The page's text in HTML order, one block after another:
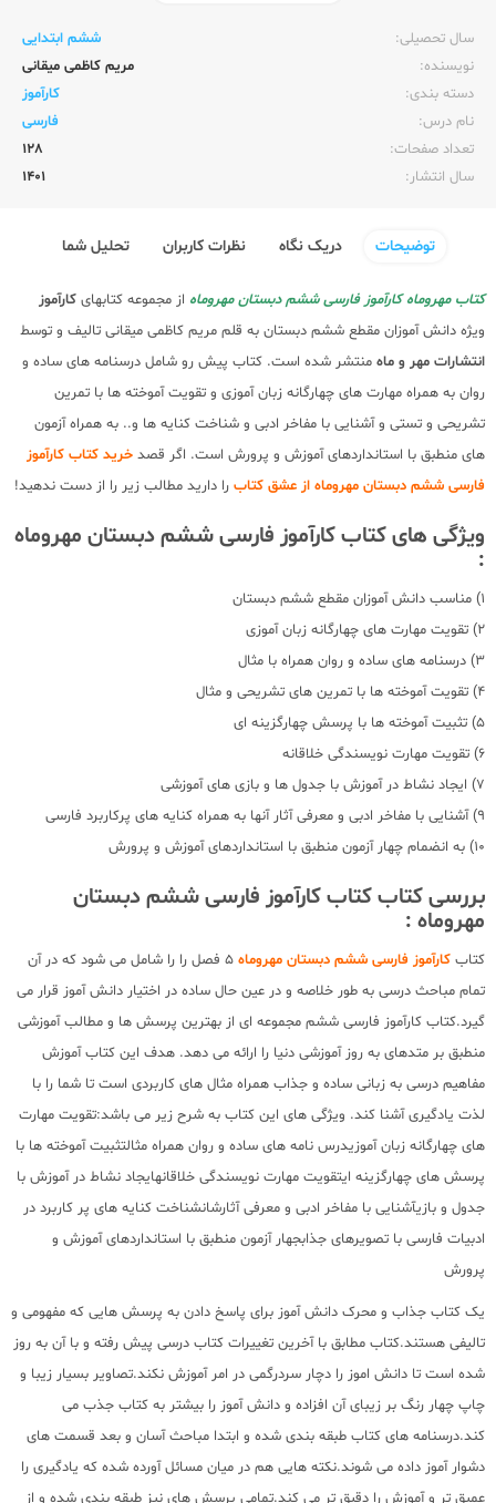
سال تحصیلی:‌
ششم ابتدایی
نویسنده:‌
مریم کاظمی میقانی
دسته بندی:
کارآموز
نام درس:
فارسی
تعداد صفحات:‌
128
سال انتشار:‌
1401
توضیحات دریک نگاه نظرات کاربران تحلیل شما
کتاب مهروماه کارآموز فارسی ششم دبستان مهروماه از مجموعه کتابهای کارآموز
ویژه دانش آموزان مقطع ششم دبستان به قلم مریم کاظمی میقانی تالیف و توسط
انتشارات مهر و ماه منتشر شده است. کتاب پیش رو شامل درسنامه های ساده و
روان به همراه مهارت های چهارگانه زبان آموزی و تقویت آموخته ها با تمرین
تشریحی و تستی و آشنایی با مفاخر ادبی و شناخت کنایه ها و.. به همراه آزمون
های منطبق با استانداردهای آموزش و پرورش است. اگر قصد خرید کتاب کارآموز
فارسی ششم دبستان مهروماه از عشق کتاب را دارید مطالب زیر را از دست ندهید!
ویژگی های کتاب کارآموز فارسی ششم دبستان مهروماه
:
1) مناسب دانش آموزان مقطع ششم دبستان
2) تقویت مهارت های چهارگانه زبان آموزی
3) درسنامه های ساده و روان همراه با مثال
4) تقویت آموخته ها با تمرین های تشریحی و مثال
5) تثبیت آموخته ها با پرسش چهارگزینه ای
6) تقویت مهارت نویسندگی خلاقانه
7) ایجاد نشاط در آموزش با جدول ها و بازی های آموزشی
9) آشنایی با مفاخر ادبی و معرفی آثار آنها به همراه کنایه های پرکاربرد فارسی
10) به انضمام چهار آزمون منطبق با استانداردهای آموزش و پرورش
بررسی کتاب کتاب کارآموز فارسی ششم دبستان
مهروماه :
کتاب کارآموز فارسی ششم دبستان مهروماه
5 فصل را را شامل می شود که در آن
تمام مباحث درسی به طور خلاصه و در عین حال ساده در اختیار دانش آموز قرار می
گیرد.کتاب کارآموز فارسی ششم مجموعه ای از بهترین پرسش ها و مطالب آموزشی
منطبق بر متدهای به روز آموزشی دنیا را ارائه می دهد. هدف این کتاب آموزش
مفاهیم درسی به زبانی ساده و جذاب همراه مثال های کاربردی است تا شما را با
لذت یادگیری آشنا کند. ویژگی های این کتاب به شرح زیر می باشد:تقویت مهارت
های چهارگانه زبان آموزیدرس نامه های ساده و روان همراه مثالتثبیت آموخته ها با
پرسش های چهارگزینه ایتقویت مهارت نویسندگی خلاقانهایجاد نشاط در آموزش با
جدول و بازیآشنایی با مفاخر ادبی و معرفی آثارشانشناخت کنایه های پر کاربرد در
ادبیات فارسی با تصویرهای جذابجهار آزمون منطبق با استانداردهای آموزش و
پرورش
یک کتاب جذاب و محرک دانش آموز برای پاسخ دادن به پرسش هایی که مفهومی و
تالیفی هستند.کتاب مطابق با آخرین تغییرات کتاب درسی پیش رفته و با آن به روز
شده است تا دانش اموز را دچار سردرگمی در امر آموزش نکند.تصاویر بسیار زیبا و
چاپ چهار رنگ بر زیبای آن افزاده و دانش آموز را بیشتر به کتاب جذب می
کند.درسنامه های کتاب طبقه بندی شده و ابتدا مباحث آسان و بعد قسمت های
دشوار آموز داده می شوند.نکته هایی هم در میان مسائل آورده شده که یادگیری را
عمیق تر و آموزش را دقیق تر می کند.تمامی پرسش های نیز طبقه بندی شده و از